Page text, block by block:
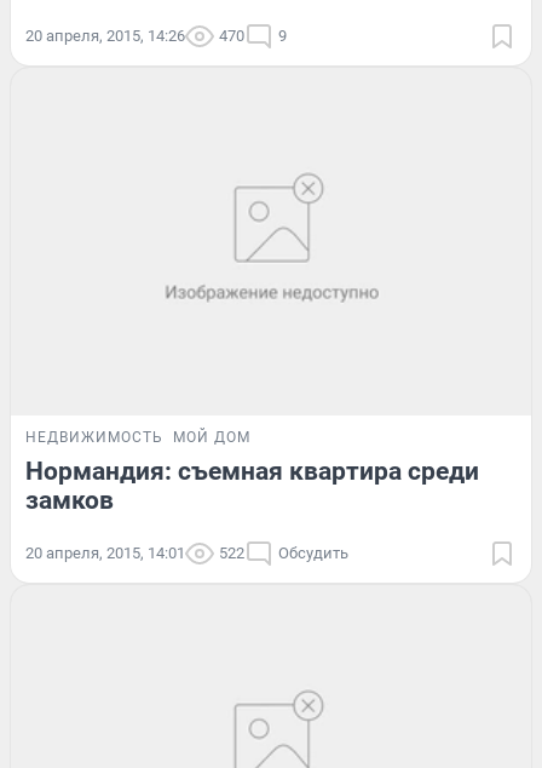
20 апреля, 2015, 14:26 470 9
НЕДВИЖИМОСТЬ МОЙ ДОМ
Нормандия: съемная квартира среди
замков
20 апреля, 2015, 14:01 522 Обсудить